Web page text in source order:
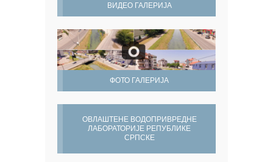
ВИДЕО ГАЛЕРИЈА
ФОТО ГАЛЕРИЈА
ОВЛАШТЕНЕ ВОДОПРИВРЕДНЕ
ЛАБОРАТОРИЈЕ РЕПУБЛИКЕ
СРПСКЕ